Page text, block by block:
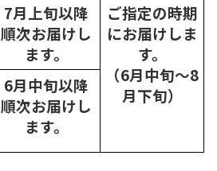
7月上旬以降
順次お届けし
ます。
ご指定の時期
にお届けしま
す。
（6月中旬～8
月下旬）
6月中旬以降
順次お届けし
ます。